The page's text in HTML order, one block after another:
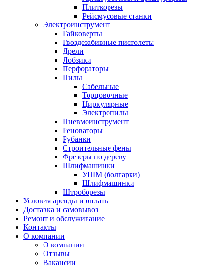
Плиткорезы
Рейсмусовые станки
Электроинструмент
Гайковерты
Гвоздезабивные пистолеты
Дрели
Лобзики
Перфораторы
Пилы
Сабельные
Торцовочные
Циркулярные
Электропилы
Пневмоинструмент
Реноваторы
Рубанки
Строительные фены
Фрезеры по дереву
Шлифмашинки
УШМ (болгарки)
Шлифмашинки
Штроборезы
Условия аренды и оплаты
Доставка и самовывоз
Ремонт и обслуживание
Контакты
О компании
О компании
Отзывы
Вакансии